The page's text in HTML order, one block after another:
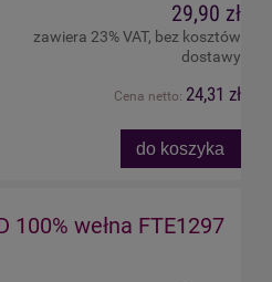
29,90 zł
zawiera 23% VAT, bez kosztów
dostawy
Cena netto: 24,31 zł
do koszyka
100% wełna FTE1297